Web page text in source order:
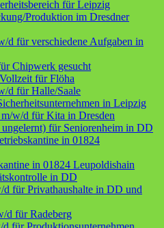
für Leipzig
Produktion im Dresdner
d für verschiedene Aufgaben in
Chipwerk gesucht
für Flöha
d für Halle/Saale
in Leipzig
w/d für Kita in Dresden
für Seniorenheim in DD
in 01824
in 01824 Leupoldishain
in DD
für Privathaushalte in DD und
d für Radeberg